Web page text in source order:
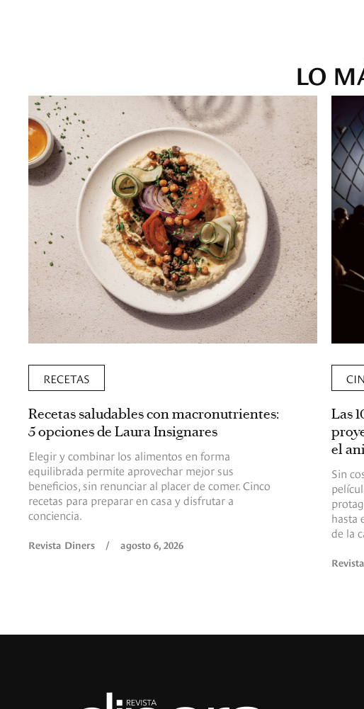
LO
RECETAS
Recetas saludables con macronutrientes:
5 opciones de Laura Insignares
Elegir y combinar los alimentos en forma
equilibrada permite aprovechar mejor sus
beneficios, sin renunciar al placer de comer. Cinco
recetas para preparar en casa y disfrutar a
conciencia.
Revista Diners / agosto 6, 2026
Las
el
Sin
hasta
de la